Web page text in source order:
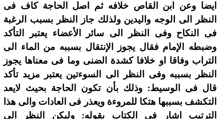
ايضا وعن ابن القاص خلافه ثم اصل الحاجة كاف فى
النظر الى الوجه واليدين ولذلك جاز النظر بسبب الرغبة
فى النكاح وفى النظر الى سائر الأعضاء يعتبر التأكد
وضبطه الإمام فقال يجوز الإنتقال بسببه من الماء الى
التراب وفاقا او خلافا كشدة الضنى وما فى معناها يجوز
النظر بسببه وفى النظر الى السوءتين يعتبر مزيد تأكد
قال فى الوسيط: وذلك بأن تكون الحاجة بحيث لايعد
التكشف بسببها هتكا للمروءة ويعذر فى العادات والى هذا
الترتيب اشار فى الكتاب بقوله: وليكن النظر الى